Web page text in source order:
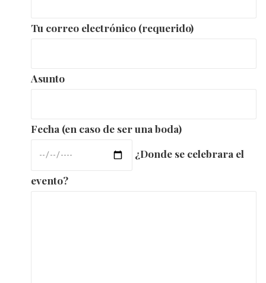
Tu correo electrónico (requerido)
Asunto
Fecha (en caso de ser una boda)
¿Donde se celebrara el
evento?